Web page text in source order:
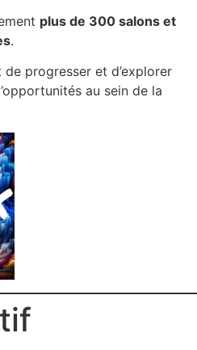
plus de 300 salons et
.
progresser et d’explorer
au sein de la